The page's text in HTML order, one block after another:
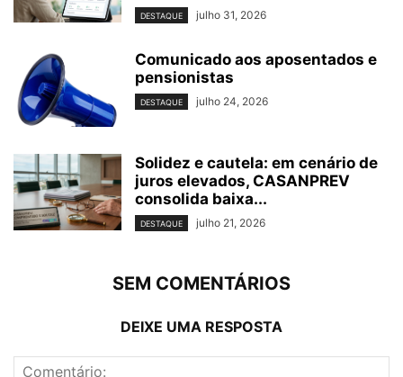
DESTAQUE julho 31, 2026
Comunicado aos aposentados e
pensionistas
DESTAQUE julho 24, 2026
Solidez e cautela: em cenário de
juros elevados, CASANPREV
consolida baixa...
DESTAQUE julho 21, 2026
SEM COMENTÁRIOS
DEIXE UMA RESPOSTA